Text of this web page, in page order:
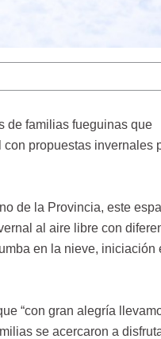
de familias fueguinas que
propuestas invernales
de la Provincia, este
al aire libre con
en la nieve, iniciación
“con gran alegría
se acercaron a